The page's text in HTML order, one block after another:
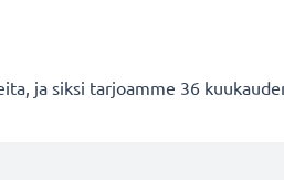
ja siksi tarjoamme 36